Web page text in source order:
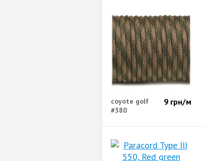
coyote golf
#380
9 грн/м